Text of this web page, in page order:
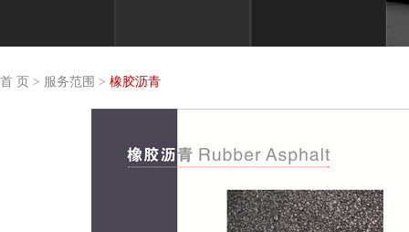
首 页 > 服务范围 > 橡胶沥青